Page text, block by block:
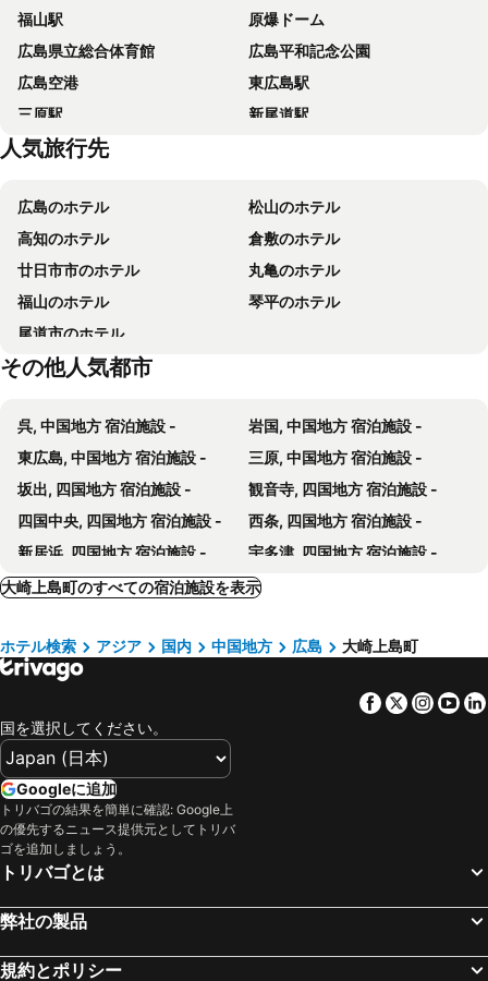
Hotel Mare - Vacation STAY 96730v
マリンリゾートホテルマーレ
しまなみ海道お宿ぽんぽこ
離島-宿navelの学校-三原港から船で14分
レンタルコテージY51 By The Sea
マリンリゾートホテルマーレ
Miharaya Setoda
Yu Rah
Umi mae
福山駅
原爆ドーム
広島県立総合体育館
広島平和記念公園
広島空港
東広島駅
三原駅
新尾道駅
広島平和記念資料館
縮景園
人気旅行先
広島のホテル
松山のホテル
高知のホテル
倉敷のホテル
廿日市市のホテル
丸亀のホテル
福山のホテル
琴平のホテル
尾道市のホテル
その他人気都市
呉, 中国地方 宿泊施設 -
岩国, 中国地方 宿泊施設 -
東広島, 中国地方 宿泊施設 -
三原, 中国地方 宿泊施設 -
坂出, 四国地方 宿泊施設 -
観音寺, 四国地方 宿泊施設 -
四国中央, 四国地方 宿泊施設 -
西条, 四国地方 宿泊施設 -
新居浜, 四国地方 宿泊施設 -
宇多津, 四国地方 宿泊施設 -
竹原, 中国地方 宿泊施設 -
玉野, 中国地方 宿泊施設 -
大洲市, 四国地方 宿泊施設 -
江田島, 中国地方 宿泊施設 -
周防大島町, 中国地方 宿泊施設 -
柳井, 中国地方 宿泊施設 -
広島, 中国地方 宿泊施設 -
松江, 中国地方 宿泊施設 -
米子市, 中国地方 宿泊施設 -
廿日市市, 中国地方 宿泊施設 -
福山, 中国地方 宿泊施設 -
札幌, 北海道 宿泊施設 -
京都, 近畿地方 宿泊施設 -
横浜, 関東地方 宿泊施設 -
大崎上島町のすべての宿泊施設を表示
ホテル検索 アジア 国内 中国地方 広島 大崎上島町
Facebook
Twitter
国を選択してください。
Googleに追加
トリバゴの結果を簡単に確認: Google上
の優先するニュース提供元としてトリバ
ゴを追加しましょう。
トリバゴとは
弊社の製品
規約とポリシー